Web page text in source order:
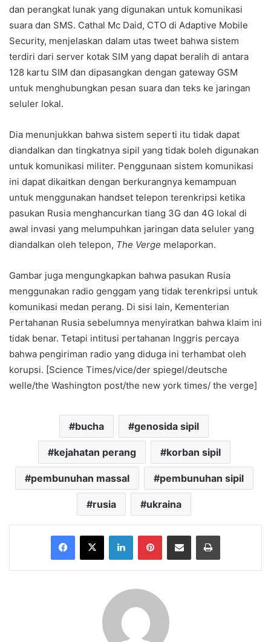
dan perangkat lunak yang digunakan untuk komunikasi
suara dan SMS. Cathal Mc Daid, CTO di Adaptive Mobile
Security, menjelaskan dalam utas tweet bahwa sistem
terdiri dari server kotak SIM yang dapat beralih di antara
128 kartu SIM dan dipasangkan dengan gateway GSM
untuk menghubungkan pesan suara dan teks ke jaringan
seluler lokal.
Dia menunjukkan bahwa sistem seperti itu tidak dapat
diandalkan dan tingkatnya sipil yang tidak boleh digunakan
untuk komunikasi militer. Penggunaan sistem komunikasi
ini dapat dikaitkan dengan berkurangnya kemampuan
untuk menggunakan handset telepon terenkripsi ketika
pasukan Rusia menghancurkan tiang 3G dan 4G lokal di
awal invasi yang melumpuhkan jaringan data seluler yang
diandalkan oleh telepon, The Verge melaporkan.
Gambar juga mengungkapkan bahwa pasukan Rusia
menggunakan radio genggam yang tidak terenkripsi untuk
komunikasi medan perang. Di sisi lain, Kementerian
Pertahanan Rusia sebelumnya menyiratkan bahwa klaim ini
tidak benar. Tetapi intitusi pertahanan Inggris percaya
bahwa pengiriman radio yang diduga ini terhambat oleh
korupsi. [Science Times/vice/der spiegel/deutsche
welle/the Washington post/the new york times/ the verge]
bucha genosida sipil
kejahatan perang korban sipil
pembunuhan massal pembunuhan sipil
rusia ukraina
Facebook
X LinkedInPinterestShare via Email Print